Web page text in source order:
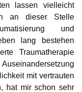
lassen vielleicht
an dieser Stelle
und
lang bestehen
Traumatherapie
mit vertrauten
hat mir schon sehr